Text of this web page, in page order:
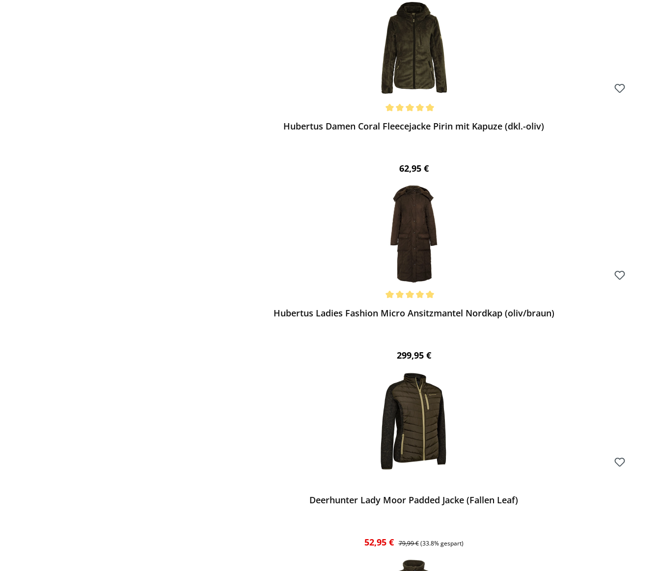
Hubertus Damen Coral Fleecejacke Pirin mit Kapuze (dkl.-oliv)
Regulärer Preis:
62,95 €
Hubertus Ladies Fashion Micro Ansitzmantel Nordkap (oliv/braun)
Regulärer Preis:
299,95 €
Deerhunter Lady Moor Padded Jacke (Fallen Leaf)
Verkaufspreis:
52,95 € Regulärer Preis:
79,99 € (33.8% gespart)